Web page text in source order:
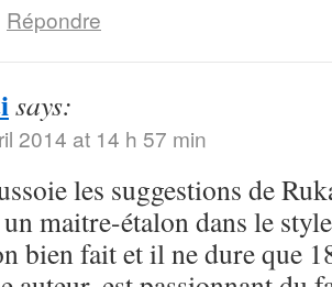
Répondre
says:
2014 at 14 h 57 min
les suggestions de
maitre-étalon dans le
bien fait et il ne dure que